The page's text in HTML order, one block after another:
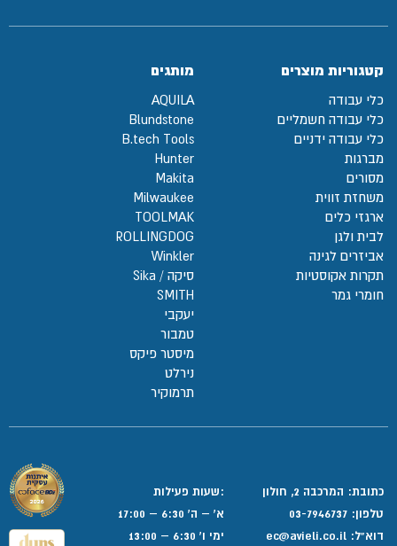
קטגוריות מוצרים
כלי עבודה
כלי עבודה חשמליים
כלי עבודה ידניים
מברגות
מסורים
משחזת זווית
ארגזי כלים
לבית ולגן
אביזרים לגינה
תקרות אקוסטיות
חומרי גמר
מותגים
AQUILA
Blundstone
B.tech Tools
Hunter
Makita
Milwaukee
TOOLMAK
ROLLINGDOG
Winkler
סיקה / Sika
SMITH
יעקבי
טמבור
מיסטר פיקס
נירלט
תרמוקיר
כתובת: המרכבה 2, חולון
טלפון: 03-7946737
דוא”ל:
:שעות פעילות
א' – ה' 6:30 – 17:00
ימי ו' 6:30 – 13:00